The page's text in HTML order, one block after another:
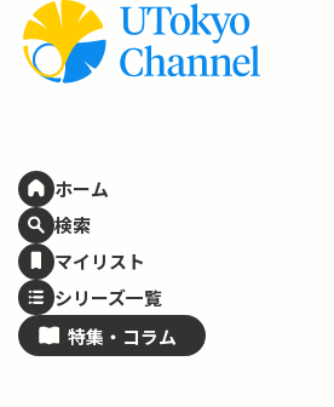
ホーム
検索
マイリスト
シリーズ一覧
特集・ コラム